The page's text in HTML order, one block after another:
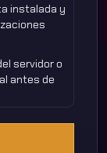
instalada y
servidor o
antes de